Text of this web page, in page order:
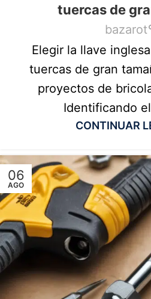
tuercas de
bazarot
Elegir la llave
tuercas de gran
proyectos de
Identificando
CONTINUAR
06
AGO